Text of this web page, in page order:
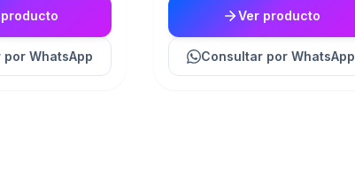
por WhatsApp
Ver producto
Consultar por WhatsApp